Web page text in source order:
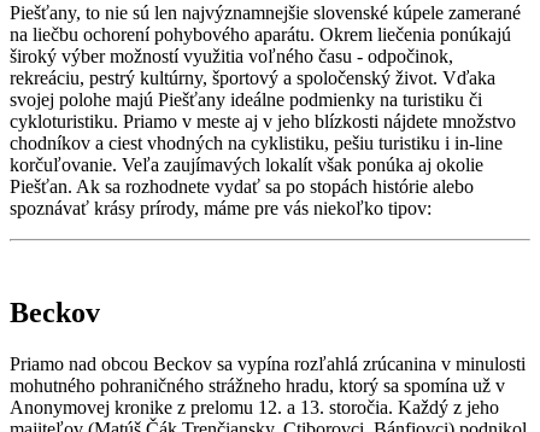
Piešťany, to nie sú len najvýznamnejšie slovenské kúpele zamerané
na liečbu ochorení pohybového aparátu. Okrem liečenia ponúkajú
široký výber možností využitia voľného času - odpočinok,
rekreáciu, pestrý kultúrny, športový a spoločenský život. Vďaka
svojej polohe majú Piešťany ideálne podmienky na turistiku či
cykloturistiku. Priamo v meste aj v jeho blízkosti nájdete množstvo
chodníkov a ciest vhodných na cyklistiku, pešiu turistiku i in-line
korčuľovanie. Veľa zaujímavých lokalít však ponúka aj okolie
Piešťan. Ak sa rozhodnete vydať sa po stopách histórie alebo
spoznávať krásy prírody, máme pre vás niekoľko tipov:
Beckov
Priamo nad obcou Beckov sa vypína rozľahlá zrúcanina v minulosti
mohutného pohraničného strážneho hradu, ktorý sa spomína už v
Anonymovej kronike z prelomu 12. a 13. storočia. Každý z jeho